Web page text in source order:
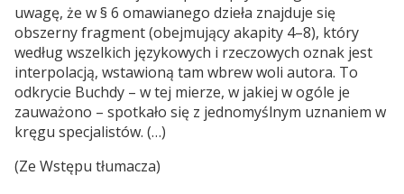
uwagę, że w § 6 omawianego dzieła znajduje się
obszerny fragment (obejmujący akapity 4–8), który
według wszelkich językowych i rzeczowych oznak jest
interpolacją, wstawioną tam wbrew woli autora. To
odkrycie Buchdy – w tej mierze, w jakiej w ogóle je
zauważono – spotkało się z jednomyślnym uznaniem w
kręgu specjalistów. (…)
(Ze Wstępu tłumacza)